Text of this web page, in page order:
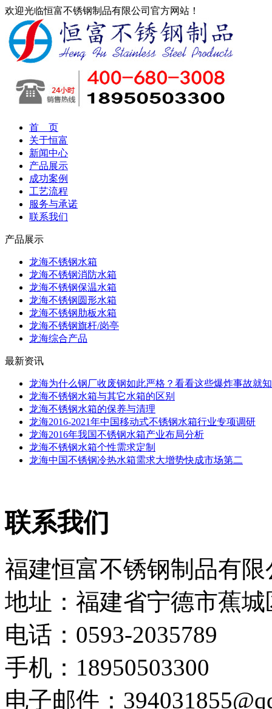
欢迎光临恒富不锈钢制品有限公司官方网站！
首 页
关于恒富
新闻中心
产品展示
成功案例
工艺流程
服务与承诺
联系我们
产品展示
龙海不锈钢水箱
龙海不锈钢消防水箱
龙海不锈钢保温水箱
龙海不锈钢圆形水箱
龙海不锈钢肋板水箱
龙海不锈钢旗杆/岗亭
龙海综合产品
最新资讯
龙海为什么钢厂收废钢如此严格？看看这些爆炸事故就
龙海不锈钢水箱与其它水箱的区别
龙海不锈钢水箱的保养与清理
龙海2016-2021年中国移动式不锈钢水箱行业专项调研
龙海2016年我国不锈钢水箱产业布局分析
龙海不锈钢水箱个性需求定制
龙海中国不锈钢冷热水箱需求大增势快成市场第二
联系我们
福建恒富不锈钢制品有限
地址：福建省宁德市蕉城
电话：0593-2035789
手机：18950503300
电子邮件：